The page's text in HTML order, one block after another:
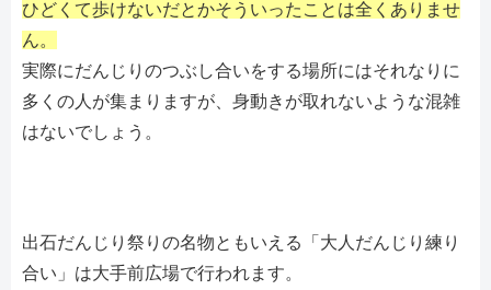
ひどくて歩けないだとかそういったことは全くありませ
ん。
実際にだんじりのつぶし合いをする場所にはそれなりに
多くの人が集まりますが、身動きが取れないような混雑
はないでしょう。
出石だんじり祭りの名物ともいえる「大人だんじり練り
合い」は大手前広場で行われます。